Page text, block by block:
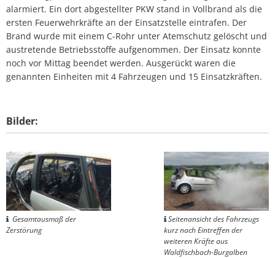
alarmiert. Ein dort abgestellter PKW stand in Vollbrand als die
ersten Feuerwehrkräfte an der Einsatzstelle eintrafen. Der
Brand wurde mit einem C-Rohr unter Atemschutz gelöscht und
austretende Betriebsstoffe aufgenommen. Der Einsatz konnte
noch vor Mittag beendet werden. Ausgerückt waren die
genannten Einheiten mit 4 Fahrzeugen und 15 Einsatzkräften.
Bilder:
Gesamtausmaß der
Zerstörung
Seitenansicht des Fahrzeugs
kurz nach Eintreffen der
weiteren Kräfte aus
Waldfischbach-Burgalben